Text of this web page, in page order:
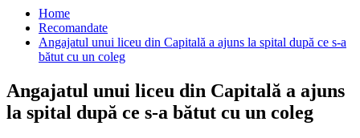
Home
Recomandate
Angajatul unui liceu din Capitală a ajuns la spital după ce s-a
bătut cu un coleg
Angajatul unui liceu din Capitală a ajuns
la spital după ce s-a bătut cu un coleg